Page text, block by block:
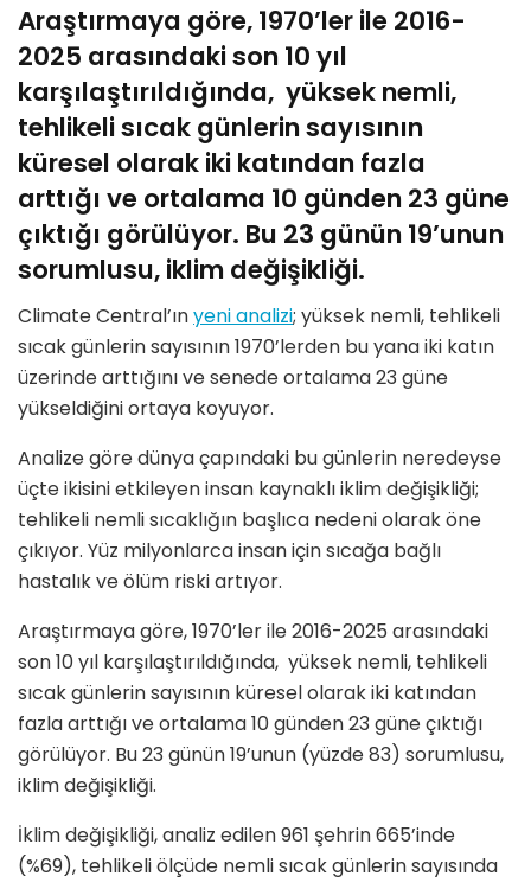
Araştırmaya göre, 1970’ler ile 2016-
2025 arasındaki son 10 yıl
karşılaştırıldığında, yüksek nemli,
tehlikeli sıcak günlerin sayısının
küresel olarak iki katından fazla
arttığı ve ortalama 10 günden 23 güne
çıktığı görülüyor. Bu 23 günün 19’unun
sorumlusu, iklim değişikliği.
Climate Central’ınyeni analizi; yüksek nemli, tehlikeli
sıcak günlerin sayısının 1970’lerden bu yana iki katın
üzerinde arttığını ve senede ortalama 23 güne
yükseldiğini ortaya koyuyor.
Analize göre dünya çapındaki bu günlerin neredeyse
üçte ikisini etkileyen insan kaynaklı iklim değişikliği;
tehlikeli nemli sıcaklığın başlıca nedeni olarak öne
çıkıyor. Yüz milyonlarca insan için sıcağa bağlı
hastalık ve ölüm riski artıyor.
Araştırmaya göre, 1970’ler ile 2016-2025 arasındaki
son 10 yıl karşılaştırıldığında, yüksek nemli, tehlikeli
sıcak günlerin sayısının küresel olarak iki katından
fazla arttığı ve ortalama 10 günden 23 güne çıktığı
görülüyor. Bu 23 günün 19’unun (yüzde 83) sorumlusu,
iklim değişikliği.
İklim değişikliği, analiz edilen 961 şehrin 665’inde
(%69), tehlikeli ölçüde nemli sıcak günlerin sayısında